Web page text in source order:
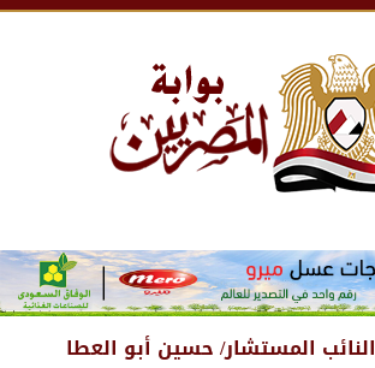
النائب المستشار/ حسين أبو العطا